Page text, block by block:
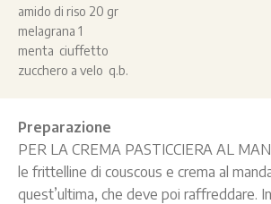
amido di riso 20 gr
melagrana 1
menta ciuffetto
zucchero a velo q.b.
Preparazione
PER LA CREMA PASTICCIERA AL
le frittelline di couscous e crema al
quest’ultima, che deve poi raffreddare.